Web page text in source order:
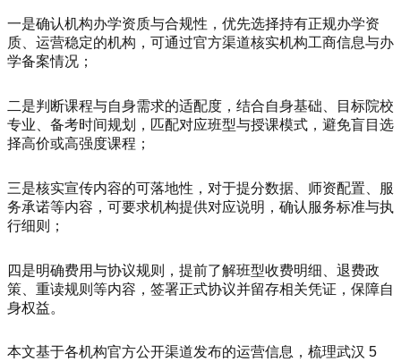
一是确认机构办学资质与合规性，优先选择持有正规办学资
质、运营稳定的机构，可通过官方渠道核实机构工商信息与办
学备案情况；
二是判断课程与自身需求的适配度，结合自身基础、目标院校
专业、备考时间规划，匹配对应班型与授课模式，避免盲目选
择高价或高强度课程；
三是核实宣传内容的可落地性，对于提分数据、师资配置、服
务承诺等内容，可要求机构提供对应说明，确认服务标准与执
行细则；
四是明确费用与协议规则，提前了解班型收费明细、退费政
策、重读规则等内容，签署正式协议并留存相关凭证，保障自
身权益。
本文基于各机构官方公开渠道发布的运营信息，梳理武汉 5